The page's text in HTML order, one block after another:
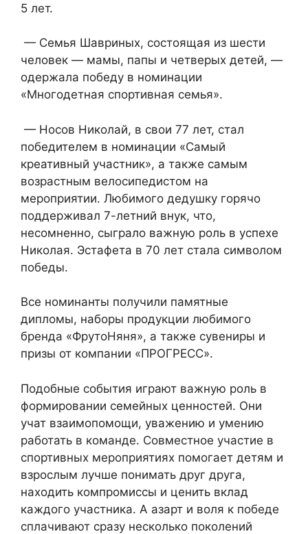
5 лет.
— Семья Шавриных, состоящая из шести
человек — мамы, папы и четверых детей, —
одержала победу в номинации
«Многодетная спортивная семья».
— Носов Николай, в свои 77 лет, стал
победителем в номинации «Самый
креативный участник», а также самым
возрастным велосипедистом на
мероприятии. Любимого дедушку горячо
поддерживал 7-летний внук, что,
несомненно, сыграло важную роль в успехе
Николая. Эстафета в 70 лет стала символом
победы.
Все номинанты получили памятные
дипломы, наборы продукции любимого
бренда «ФрутоНяня», а также сувениры и
призы от компании «ПРОГРЕСС».
Подобные события играют важную роль в
формировании семейных ценностей. Они
учат взаимопомощи, уважению и умению
работать в команде. Совместное участие в
спортивных мероприятиях помогает детям и
взрослым лучше понимать друг друга,
находить компромиссы и ценить вклад
каждого участника. А азарт и воля к победе
сплачивают сразу несколько поколений